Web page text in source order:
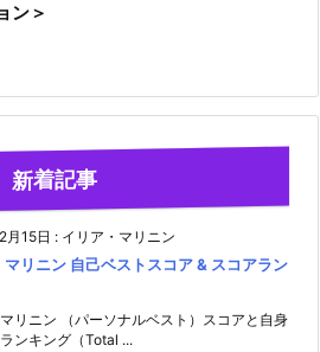
ン＞
新着記事
月15日 : イリア・マリニン
マリニン 自己ベストスコア & スコアラン
リニン （パーソナルベスト）スコアと自身
ンキング（Total ...